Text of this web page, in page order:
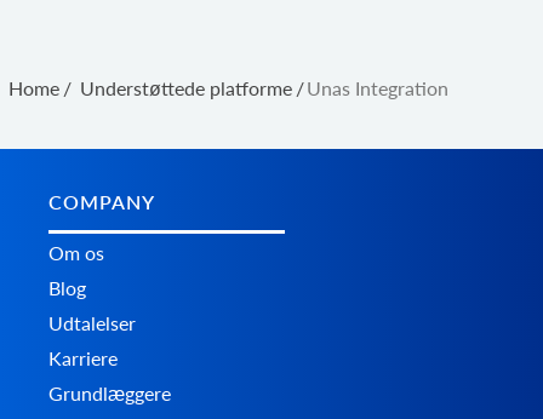
Home / Understøttede platforme /Unas Integration
COMPANY
Om os
Blog
Udtalelser
Karriere
Grundlæggere